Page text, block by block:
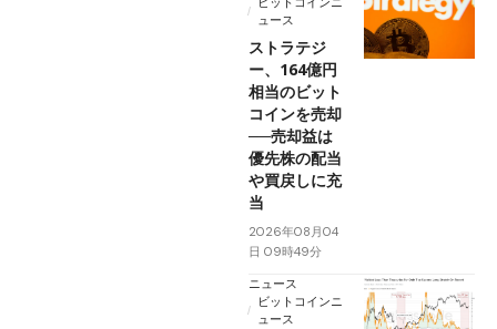
ュース
ストラテジ
ー、164億円
相当のビット
コインを売却
──売却益は
優先株の配当
や買戻しに充
当
2026年08月04
日 09時49分
ニュース
ビットコインニ
ュース